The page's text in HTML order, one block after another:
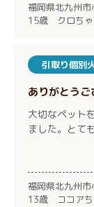
福岡県北九州
15歳 クロちゃ
引取り個別
ありがとうご
大切なペット
ました。とて
福岡県北九州
13歳 ココアち